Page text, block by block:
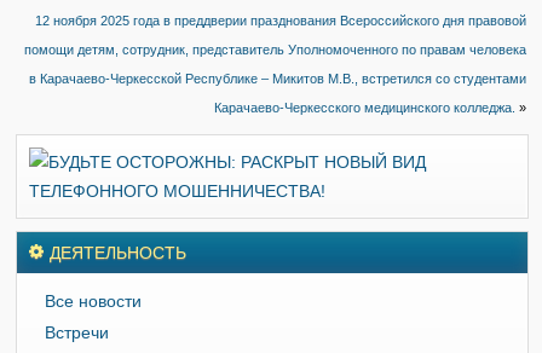
12 ноября 2025 года в преддверии празднования Всероссийского дня правовой
помощи детям, сотрудник, представитель Уполномоченного по правам человека
в Карачаево-Черкесской Республике – Микитов М.В., встретился со студентами
Карачаево-Черкесского медицинского колледжа. »
ДЕЯТЕЛЬНОСТЬ
Все новости
Встречи